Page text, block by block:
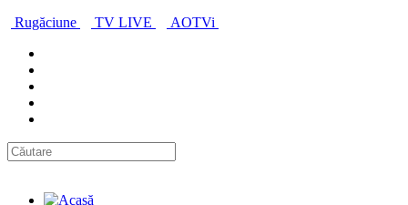
Rugăciune
TV LIVE AOTVi